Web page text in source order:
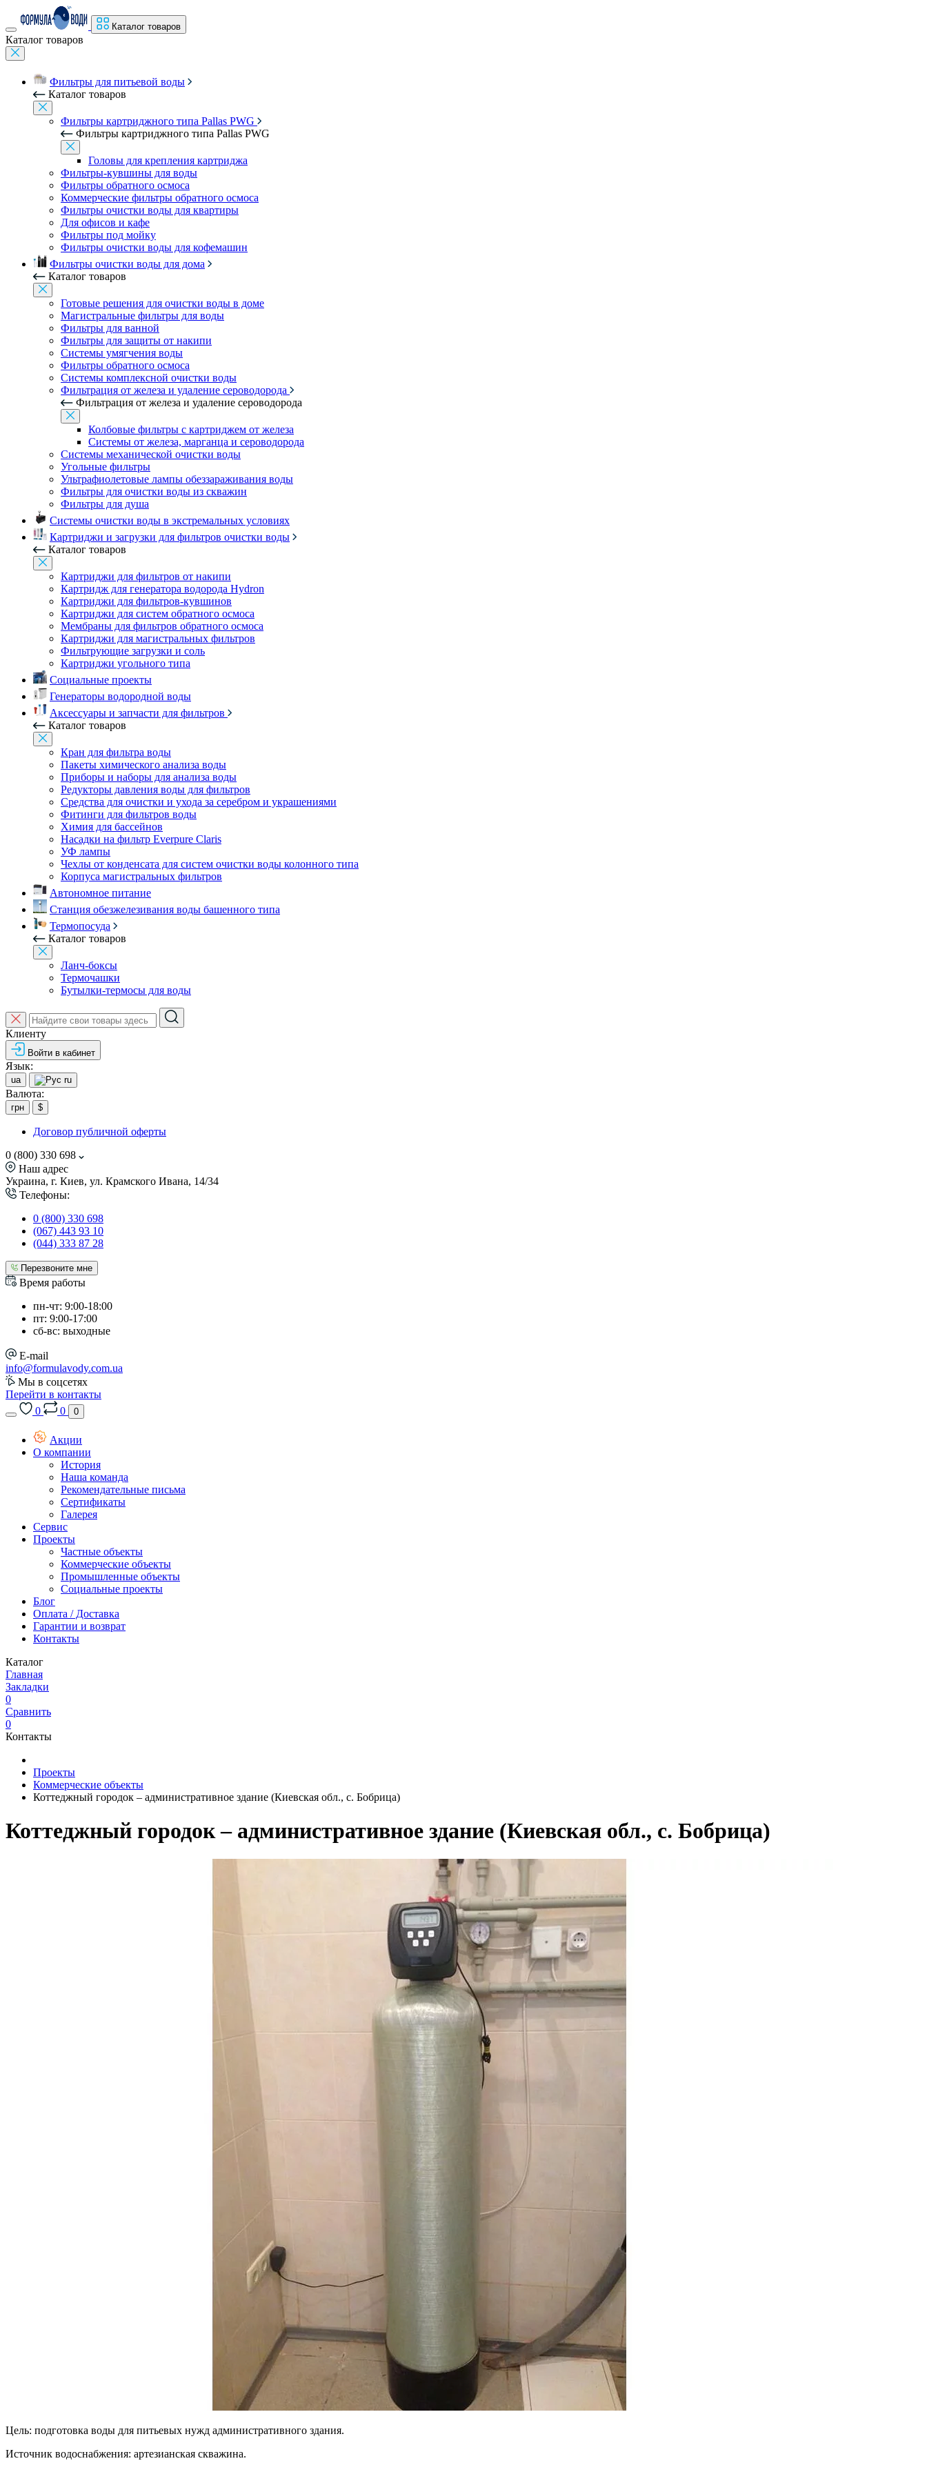
Каталог товаров
Каталог товаров
Фильтры для питьевой воды
Каталог товаров
Фильтры картриджного типа Pallas PWG
Фильтры картриджного типа Pallas PWG
Головы для крепления картриджа
Фильтры-кувшины для воды
Фильтры обратного осмоса
Коммерческие фильтры обратного осмоса
Фильтры очистки воды для квартиры
Для офисов и кафе
Фильтры под мойку
Фильтры очистки воды для кофемашин
Фильтры очистки воды для дома
Каталог товаров
Готовые решения для очистки воды в доме
Магистральные фильтры для воды
Фильтры для ванной
Фильтры для защиты от накипи
Системы умягчения воды
Фильтры обратного осмоса
Системы комплексной очистки воды
Фильтрация от железа и удаление сероводорода
Фильтрация от железа и удаление сероводорода
Колбовые фильтры с картриджем от железа
Системы от железа, марганца и сероводорода
Системы механической очистки воды
Угольные фильтры
Ультрафиолетовые лампы обеззараживания воды
Фильтры для очистки воды из скважин
Фильтры для душа
Системы очистки воды в экстремальных условиях
Картриджи и загрузки для фильтров очистки воды
Каталог товаров
Картриджи для фильтров от накипи
Картридж для генератора водорода Hydron
Картриджи для фильтров-кувшинов
Картриджи для систем обратного осмоса
Мембраны для фильтров обратного осмоса
Картриджи для магистральных фильтров
Фильтрующие загрузки и соль
Картриджи угольного типа
Социальные проекты
Генераторы водородной воды
Аксессуары и запчасти для фильтров
Каталог товаров
Кран для фильтра воды
Пакеты химического анализа воды
Приборы и наборы для анализа воды
Редукторы давления воды для фильтров
Средства для очистки и ухода за серебром и украшениями
Фитинги для фильтров воды
Химия для бассейнов
Насадки на фильтр Everpure Claris
УФ лампы
Чехлы от конденсата для систем очистки воды колонного типа
Корпуса магистральных фильтров
Автономное питание
Станция обезжелезивания воды башенного типа
Термопосуда
Каталог товаров
Ланч-боксы
Термочашки
Бутылки-термосы для воды
Клиенту
Войти в кабинет
Язык:
ua ru
Валюта:
грн $
Договор публичной оферты
0 (800) 330 698
Наш адрес
Украина, г. Киев, ул. Крамского Ивана, 14/34
Телефоны:
0 (800) 330 698
(067) 443 93 10
(044) 333 87 28
Перезвоните мне
Время работы
пн-чт: 9:00-18:00
пт: 9:00-17:00
сб-вс: выходные
E-mail
info@formulavody.com.ua
Мы в соцсетях
Перейти в контакты
0
0 0
Акции
О компании
История
Наша команда
Рекомендательные письма
Сертификаты
Галерея
Сервис
Проекты
Частные объекты
Коммерческие объекты
Промышленные объекты
Социальные проекты
Блог
Оплата / Доставка
Гарантии и возврат
Контакты
Каталог
Главная
Закладки
0
Сравнить
0
Контакты
Проекты
Коммерческие объекты
Коттеджный городок – административное здание (Киевская обл., с. Бобрица)
Коттеджный городок – административное здание (Киевская обл., с. Бобрица)
Цель: подготовка воды для питьевых нужд административного здания.
Источник водоснабжения: артезианская скважина.